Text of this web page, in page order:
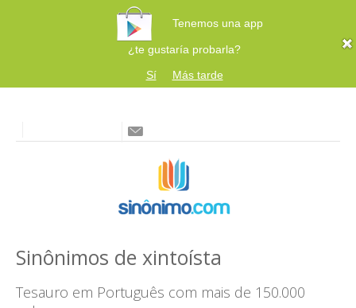
Tenemos una app
¿te gustaría probarla?
Sí
Más tarde
Sinônimos de xintoísta
Tesauro em Português com mais de 150.000